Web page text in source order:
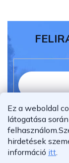
Ez a weboldal
látogatása
felhasználom.
hirdetések
információ itt.
Feliratkozás